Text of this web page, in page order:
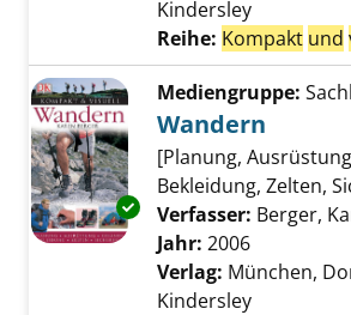
Kindersley
Reihe: Kompakt und
Exemplar-Details von
Mediengruppe:
Wandern
[Planung,
Bekleidung, Zelten,
Verfasser: Berger,
Jahr: 2006
Verlag: München,
Kindersley